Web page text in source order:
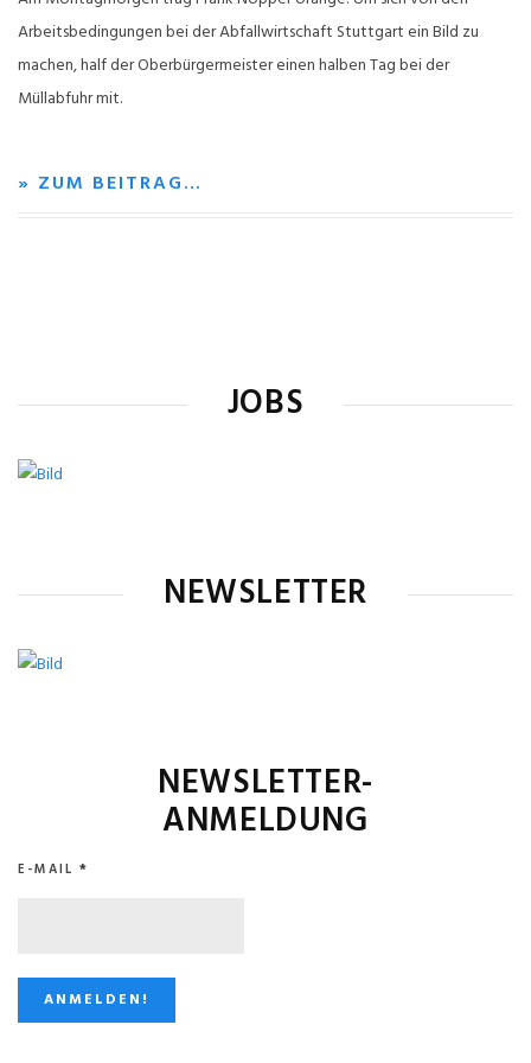
Arbeitsbedingungen bei der Abfallwirtschaft Stuttgart ein Bild zu
machen, half der Oberbürgermeister einen halben Tag bei der
Müllabfuhr mit.
» ZUM BEITRAG…
JOBS
NEWSLETTER
NEWSLETTER-
ANMELDUNG
E-MAIL *